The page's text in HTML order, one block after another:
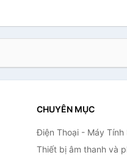
CHUYÊN MỤC
Điện Thoại - Máy Tính
Thiết bị âm thanh và